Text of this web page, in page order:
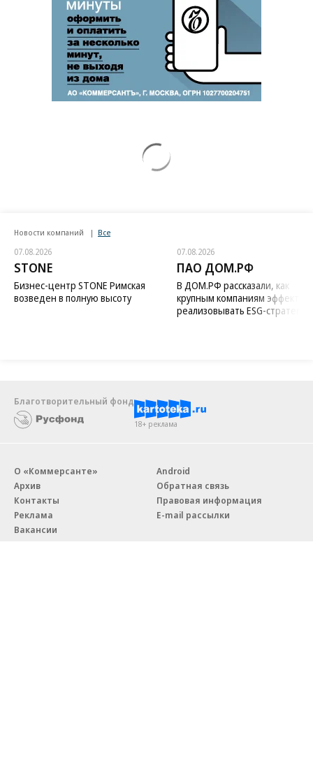
Зеленский неожиданно высказался о
возвращении Крыма
Заставим раскаяться: союзник России
дал грозное обещание
Новости компаний
07.08.2026
возведен в полную высоту
07.08.2026
В ДОМ.РФ рассказали, как
крупным компаниям
реализовывать ESG-стратегию